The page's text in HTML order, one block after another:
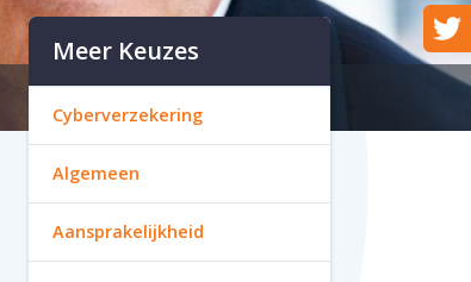
Meer Keuzes
Cyberverzekering
Algemeen
Aansprakelijkheid